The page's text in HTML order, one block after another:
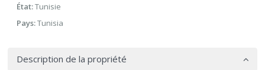
État:Tunisie
Pays:Tunisia
Description de la propriété